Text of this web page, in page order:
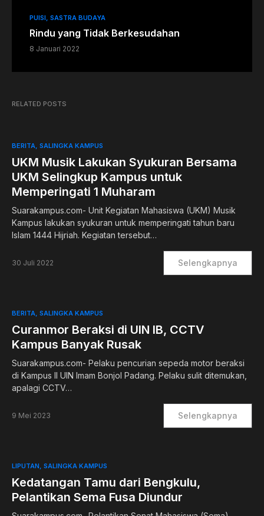
PUISI SASTRA BUDAYA
Rindu yang Tidak Berkesudahan
8 Januari 2022
RELATED POSTS
BERITA SALINGKA KAMPUS
UKM Musik Lakukan Syukuran Bersama
UKM Selingkup Kampus untuk
Memperingati 1 Muharam
Suarakampus.com- Unit Kegiatan Mahasiswa (UKM) Musik
Kampus lakukan syukuran untuk memperingati tahun baru
Islam 1444 Hijriah. Kegiatan tersebut…
30 Juli 2022 Selengkapnya
BERITA SALINGKA KAMPUS
Curanmor Beraksi di UIN IB, CCTV
Kampus Banyak Rusak
Suarakampus.com- Pelaku pencurian sepeda motor beraksi
di Kampus II UIN Imam Bonjol Padang. Pelaku sulit ditemukan,
apalagi CCTV…
9 Mei 2023 Selengkapnya
LIPUTAN SALINGKA KAMPUS
Kedatangan Tamu dari Bengkulu,
Pelantikan Sema Fusa Diundur